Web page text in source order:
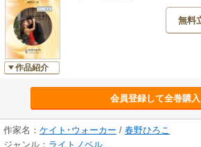
作品紹介
無料
会員登録して全巻購入
作家名： ケイト･ウォーカー / 春野ひろこ
ジャンル： ライトノベル